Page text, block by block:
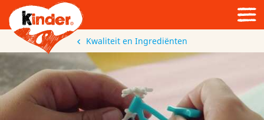
Kwaliteit en Ingrediënten